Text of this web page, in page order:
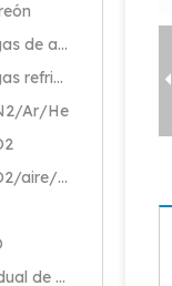
Válvula de cilindro de gas de alta pureza
Válvula de cilindro de gas refrigerante
Ar/He
Válvula de cilindro de O2/aire/N2
Válvula de presión residual de O2